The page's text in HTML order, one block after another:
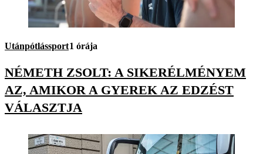
Utánpótlássport1 órája
NÉMETH ZSOLT: A SIKERÉLMÉNYEM
AZ, AMIKOR A GYEREK AZ EDZÉST
VÁLASZTJA